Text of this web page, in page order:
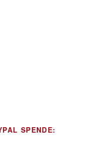
SPENDE: